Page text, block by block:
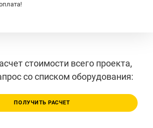
стоимости всего проекта,
со списком оборудования:
ПОЛУЧИТЬ РАСЧЕТ